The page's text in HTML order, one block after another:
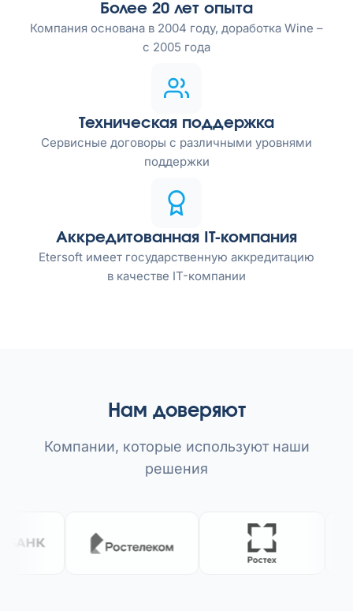
Более 20 лет опыта
Компания основана в 2004 году, доработка Wine –
с 2005 года
Техническая поддержка
Сервисные договоры с различными уровнями
поддержки
Аккредитованная IT-компания
Etersoft имеет государственную аккредитацию
в качестве IT-компании
Нам доверяют
Компании, которые используют наши
решения